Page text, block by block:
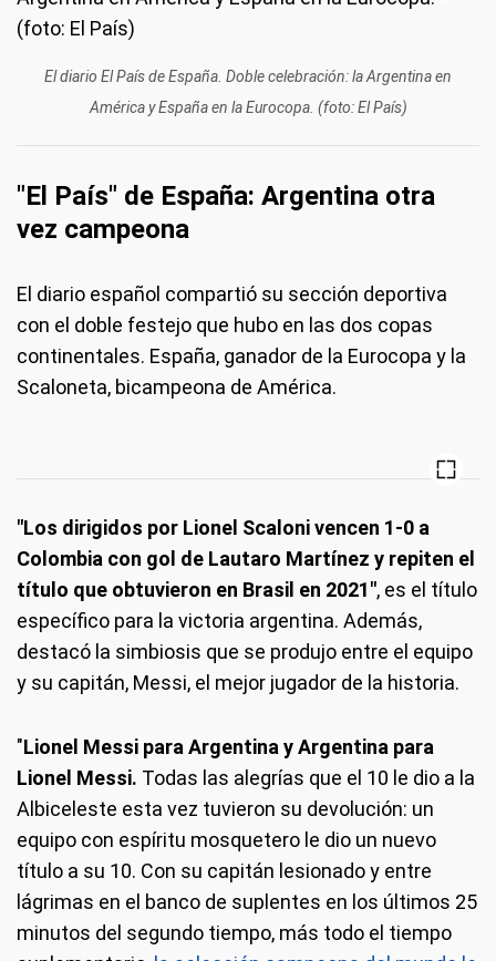
El diario El País de España. Doble celebración: la Argentina en
América y España en la Eurocopa. (foto: El País)
"El País" de España: Argentina otra
vez campeona
El diario español compartió su sección deportiva
con el doble festejo que hubo en las dos copas
continentales. España, ganador de la Eurocopa y la
Scaloneta, bicampeona de América.
"Los dirigidos por Lionel Scaloni vencen 1-0 a
Colombia con gol de Lautaro Martínez y repiten el
título que obtuvieron en Brasil en 2021", es el título
específico para la victoria argentina. Además,
destacó la simbiosis que se produjo entre el equipo
y su capitán, Messi, el mejor jugador de la historia.
"Lionel Messi para Argentina y Argentina para
Lionel Messi. Todas las alegrías que el 10 le dio a la
Albiceleste esta vez tuvieron su devolución: un
equipo con espíritu mosquetero le dio un nuevo
título a su 10. Con su capitán lesionado y entre
lágrimas en el banco de suplentes en los últimos 25
minutos del segundo tiempo, más todo el tiempo